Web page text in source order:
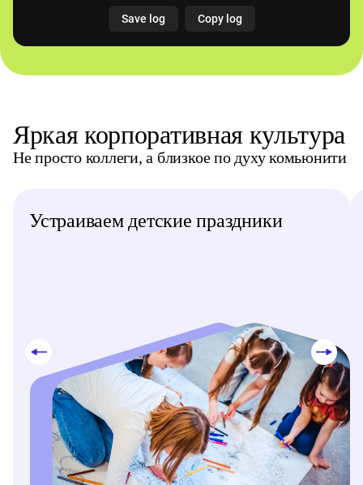
Яркая корпоративная культура
Не просто коллеги, а близкое по духу комьюнити
Устраиваем детские праздники